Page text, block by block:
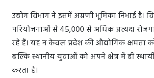
उद्योग विभाग ने इसमें अग्रणी भूमिका निभाई है।
परियोजनाओं से 45,000 से अधिक प्रत्यक्ष
रहे हैं। यह न केवल प्रदेश की औद्योगिक क्षमता
बल्कि स्थानीय युवाओं को अपने क्षेत्र में ही
करता है।